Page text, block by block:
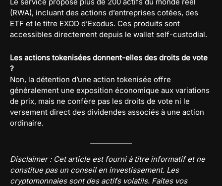
(RWA), incluant des actions d’entreprises cotées, des
ETF et le titre EXOD d’Exodus. Ces produits sont
accessibles directement depuis le wallet self-custodial.
Les actions tokenisées donnent-elles des droits de vote
?
Non, la détention d’une action tokenisée offre
généralement une exposition économique aux variations
de prix, mais ne confère pas les droits de vote ni le
versement direct des dividendes associés à une action
ordinaire.
Disclaimer : Cet article est fourni à titre informatif et ne
constitue pas un conseil en investissement. Les
cryptomonnaies sont des actifs volatils. Faites vos